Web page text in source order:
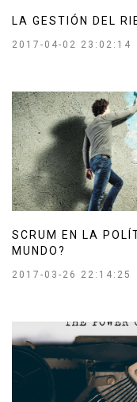
LA GESTIÓN DEL
2017-04-02 23:02:14
SCRUM EN LA
MUNDO?
2017-03-26 22:14:25